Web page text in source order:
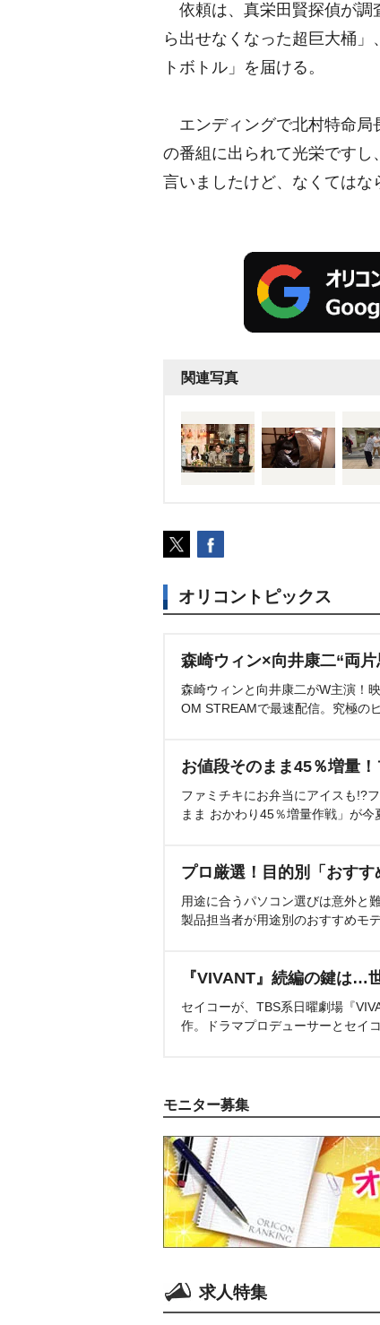
依頼は、真栄田賢探偵が調
ら出せなくなった超巨大桶
トボトル」を届ける。
エンディングで北村特命局
の番組に出られて光栄ですし
言いましたけど、なくてはな
関連写真
オリコントピックス
森崎ウィン×向井康二“両
森崎ウィンと向井康二がW主演！
OM STREAMで最速配信。究極の
お値段そのまま45％増量
ファミチキにお弁当にアイスも!?
まま おかわり45％増量作戦」が今
プロ厳選！目的別「おすす
用途に合うパソコン選びは意外と
製品担当者が用途別のおすすめモ
『VIVANT』続編の鍵は…
セイコーが、TBS系日曜劇場『
作。ドラマプロデューサーとセイ
モニター募集
求人特集